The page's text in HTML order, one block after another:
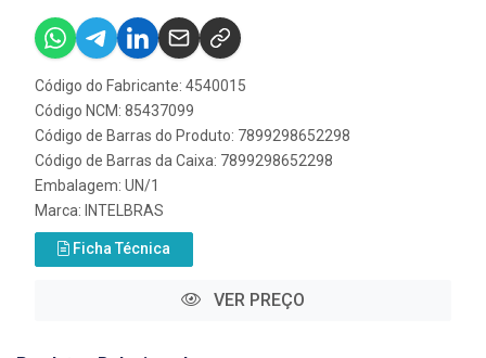
Código do Fabricante: 4540015
Código NCM: 85437099
Código de Barras do Produto: 7899298652298
Código de Barras da Caixa: 7899298652298
Embalagem: UN/1
Marca: INTELBRAS
Ficha Técnica
VER PREÇO